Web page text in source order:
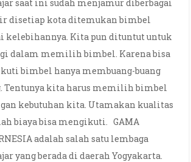
saat ini sudah menjamur diberbagai
disetiap kota ditemukan bimbel
kelebihannya. Kita pun dituntut untuk
dalam memilih bimbel. Karena bisa
bimbel hanya membuang-buang
Tentunya kita harus memilih bimbel
kebutuhan kita. Utamakan kualitas
biaya bisa mengikuti. GAMA
adalah salah satu lembaga
yang berada di daerah Yogyakarta.